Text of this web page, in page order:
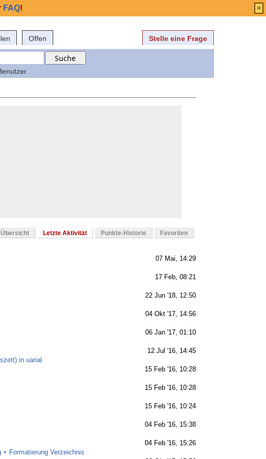
Offen Stelle eine Frage
Übersicht Letzte Aktivität Punkte-Historie Favoriten
07 Mai, 14:29
17 Feb, 08:21
22 Jun '18, 12:50
04 Okt '17, 14:56
06 Jan '17, 01:10
12 Jul '16, 14:45
in uarial
15 Feb '16, 10:28
15 Feb '16, 10:28
15 Feb '16, 10:24
04 Feb '16, 15:38
04 Feb '16, 15:26
Formatierung Verzeichnis
FAQ! ×